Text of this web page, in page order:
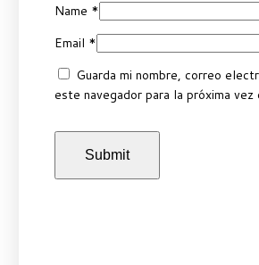
Name *
Email *
Guarda mi nombre, correo
este navegador para la próxima vez